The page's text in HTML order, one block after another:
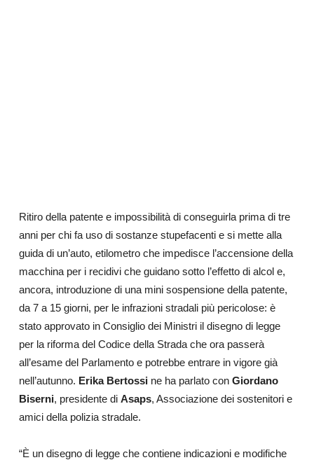
Ritiro della patente e impossibilità di conseguirla prima di tre
anni per chi fa uso di sostanze stupefacenti e si mette alla
guida di un’auto, etilometro che impedisce l’accensione della
macchina per i recidivi che guidano sotto l’effetto di alcol e,
ancora, introduzione di una mini sospensione della patente,
da 7 a 15 giorni, per le infrazioni stradali più pericolose: è
stato approvato in Consiglio dei Ministri il disegno di legge
per la riforma del Codice della Strada che ora passerà
all’esame del Parlamento e potrebbe entrare in vigore già
nell’autunno. Erika Bertossine ha parlato con Giordano
Biserni, presidente di Asaps, Associazione dei sostenitori e
amici della polizia stradale.
“È un disegno di legge che contiene indicazioni e modifiche